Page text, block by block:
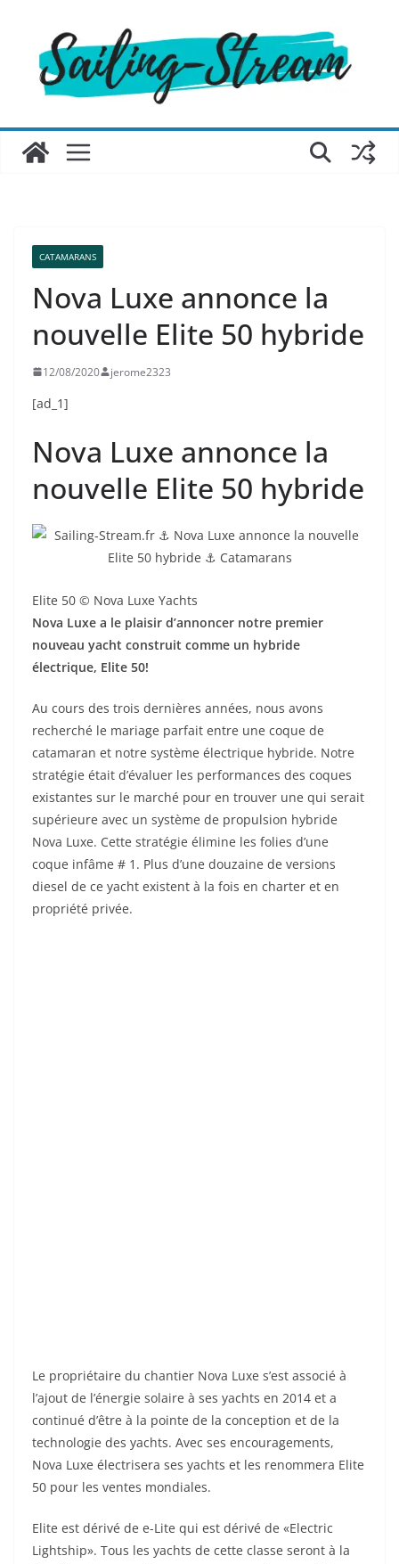
contenu
CATAMARANS
Nova Luxe annonce la
nouvelle Elite 50 hybride
12/08/2020 jerome2323
[ad_1]
Nova Luxe annonce la
nouvelle Elite 50 hybride
Elite 50 © Nova Luxe Yachts
Nova Luxe a le plaisir d’annoncer notre premier
nouveau yacht construit comme un hybride
électrique, Elite 50!
Au cours des trois dernières années, nous avons
recherché le mariage parfait entre une coque de
catamaran et notre système électrique hybride. Notre
stratégie était d’évaluer les performances des coques
existantes sur le marché pour en trouver une qui serait
supérieure avec un système de propulsion hybride
Nova Luxe. Cette stratégie élimine les folies d’une
coque infâme # 1. Plus d’une douzaine de versions
diesel de ce yacht existent à la fois en charter et en
propriété privée.
Le propriétaire du chantier Nova Luxe s’est associé à
l’ajout de l’énergie solaire à ses yachts en 2014 et a
continué d’être à la pointe de la conception et de la
technologie des yachts. Avec ses encouragements,
Nova Luxe électrisera ses yachts et les renommera Elite
50 pour les ventes mondiales.
Elite est dérivé de e-Lite qui est dérivé de «Electric
Lightship». Tous les yachts de cette classe seront à la